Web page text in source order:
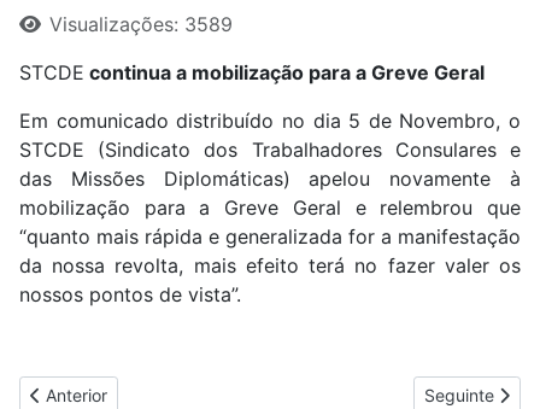
Visualizações: 3589
STCDE continua a mobilização para a Greve Geral
Em comunicado distribuído no dia 5 de Novembro, o
STCDE (Sindicato dos Trabalhadores Consulares e
das Missões Diplomáticas) apelou novamente à
mobilização para a Greve Geral e relembrou que
“quanto mais rápida e generalizada for a manifestação
da nossa revolta, mais efeito terá no fazer valer os
nossos pontos de vista”.
Artigo anterior: TRABALHADORES DA CIMIANTO COM A GREVE
Anterior Artigo
Seguinte